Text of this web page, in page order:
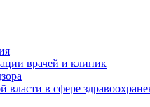
врачей и клиник
власти в сфере